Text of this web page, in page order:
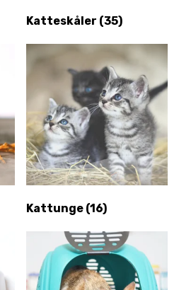
Katteskåler (35)
Kattunge (16)